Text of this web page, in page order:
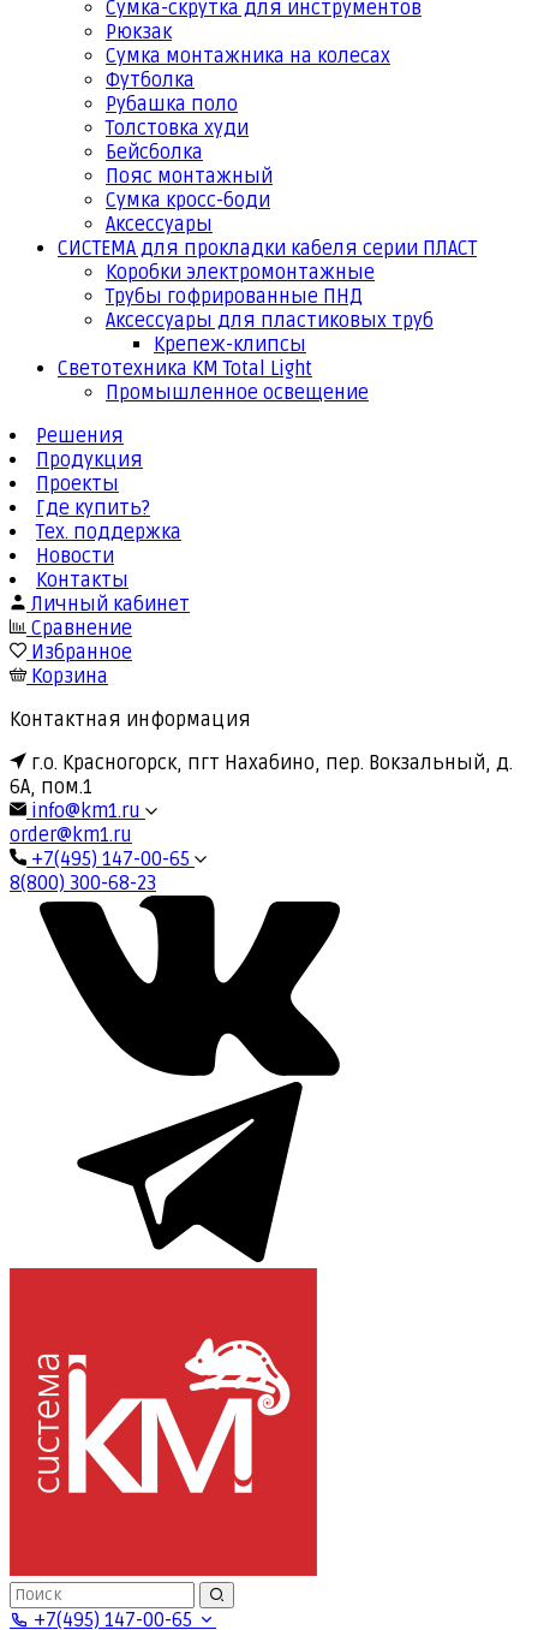
Сумка-скрутка для инструментов
Рюкзак
Сумка монтажника на колесах
Футболка
Рубашка поло
Толстовка худи
Бейсболка
Пояс монтажный
Сумка кросс-боди
Аксессуары
СИСТЕМА для прокладки кабеля серии ПЛАСТ
Коробки электромонтажные
Трубы гофрированные ПНД
Аксессуары для пластиковых труб
Крепеж-клипсы
Светотехника КМ Total Light
Промышленное освещение
Решения
Продукция
Проекты
Где купить?
Тех. поддержка
Новости
Контакты
Личный кабинет
Сравнение
Избранное
Корзина
Контактная информация
г.о. Красногорск, пгт Нахабино, пер. Вокзальный, д.
6А, пом.1
info@km1.ru
order@km1.ru
+7(495) 147-00-65
8(800) 300-68-23
+7(495) 147-00-65